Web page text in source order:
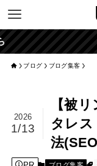
ブログ ブログ集客
【被
タレ
法
2026
1/13